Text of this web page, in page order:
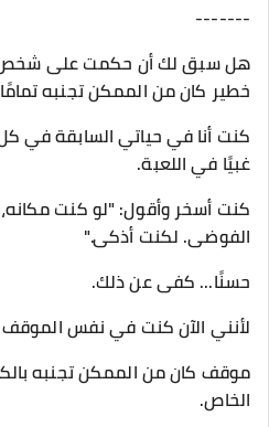
-------
هل سبق لك أن حكمت على
خطير كان من الممكن تجنبه
كنت أنا في حياتي السابقة في
غبيًا في اللعبة.
كنت أسخر وأقول: "لو كنت
الفوضى. لكنت أذكى."
حسنًا... كفى عن ذلك.
لأنني الآن كنت في نفس الموقف
موقف كان من الممكن تجنبه
الخاص.